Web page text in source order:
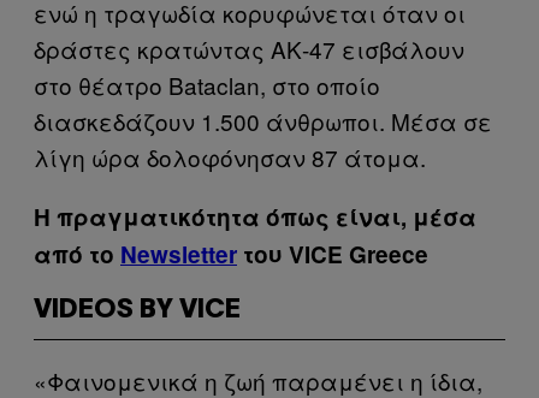
ενώ η τραγωδία κορυφώνεται όταν οι
δράστες κρατώντας ΑΚ-47 εισβάλουν
στο θέατρο Bataclan, στο οποίο
διασκεδάζουν 1.500 άνθρωποι. Μέσα σε
λίγη ώρα δολοφόνησαν 87 άτομα.
Η πραγματικότητα όπως είναι, μέσα
από το Newsletter του VICE Greece
VIDEOS BY VICE
«Φαινομενικά η ζωή παραμένει η ίδια,